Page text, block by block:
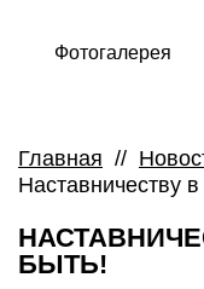
Фотогалерея
Главная //
Наставничеству
БЫТЬ!